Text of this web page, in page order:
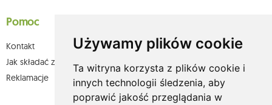
Używamy plików cookie
Ta witryna korzysta z plików cookie i
innych technologii śledzenia, aby
poprawić jakość przeglądania w
Pomoc
Kontakt
Jak składać zamówienia w sklepie olium.pl?
Reklamacje